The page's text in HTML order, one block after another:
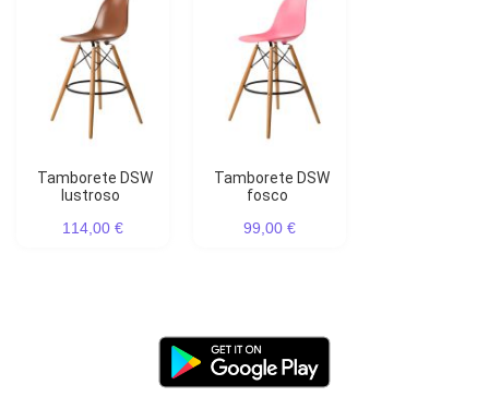
Tamborete DSW
lustroso
114,00 €
Tamborete DSW
fosco
99,00 €